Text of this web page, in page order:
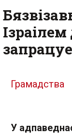
Грамадства
У